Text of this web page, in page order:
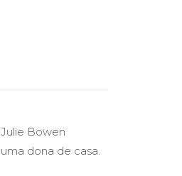
Bowen
dona de casa.